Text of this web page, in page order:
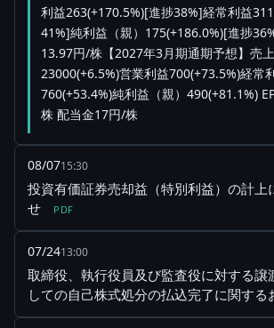
利益263(+170.5%)[進捗38%]経常利益
41%]純利益（親）175(+186.0%)[進捗
13.97円/株【2027年3月期通期予想】売
23000(+6.5%)営業利益700(+73.5%)経常
760(+53.4%)純利益（親）490(+81.1%)
株 配当金17円/株
08/0715:30
投資有価証券売却益（特別利益）の計上
せ
PDF
07/2413:00
取締役、執行役員及び監査役に対する譲
しての自己株式処分の払込完了に関する